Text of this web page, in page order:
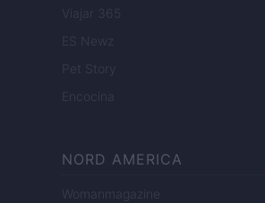
Viajar 365
ES Newz
Pet Story
Encocina
NORD AMERICA
Womanmagazine